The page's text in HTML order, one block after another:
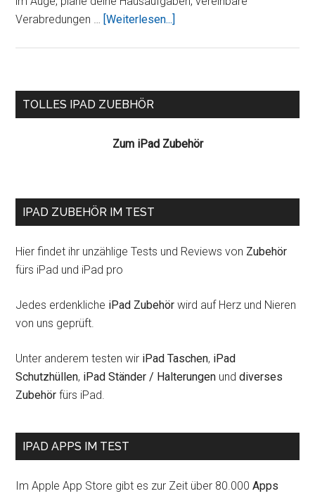
Verabredungen … [Weiterlesen...]
Seitenspalte
TOLLES IPAD ZUEBHÖR
Zum iPad Zubehör
IPAD ZUBEHÖR IM TEST
Hier findet ihr unzählige Tests und Reviews von Zubehör
fürs iPad und iPad pro
Jedes erdenkliche iPad Zubehör wird auf Herz und Nieren
von uns geprüft.
Unter anderem testen wir iPad Taschen, iPad
Schutzhüllen, iPad Ständer / Halterungen unddiverses
Zubehör fürs iPad.
IPAD APPS IM TEST
Im Apple App Store gibt es zur Zeit über 80.000Apps